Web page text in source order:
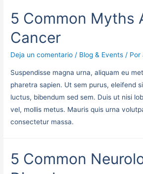
5 Common Myths
Cancer
Deja un comentario / Blog & Events / Por
Suspendisse magna urna, aliquam eu
pharetra sapien. Ut sem purus, eleifend
luctus, bibendum sed sem. Duis ut nisi
vel, mollis metus. Mauris quis urna
consectetur massa.
5 Common